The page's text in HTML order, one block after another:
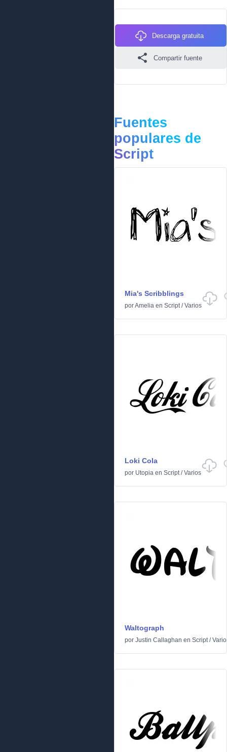
Descarga gratuita
Compartir fuente
Fuentes
populares de
Script
Mia's Scribblings
porAmelia en Script/Varios
Loki Cola
por Utopia en Script/Varios
Waltograph
por Justin Callaghan en Script/